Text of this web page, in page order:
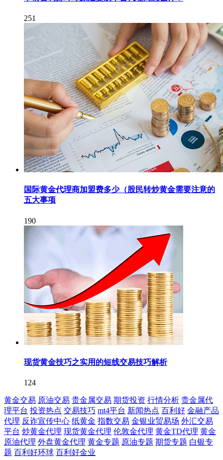
251
国际黄金代理商加盟费多少（股民转炒黄金需要注意的
五大事项
190
现货黄金技巧之实用的短线交易技巧解析
124
黄金交易 原油交易 贵金属交易 期货投资 行情分析 贵金属代
理平台 投资热点 交易技巧 mt4平台 新闻热点 百利好 金融产品
代理 反诈宣传中心 纸黄金 指数交易 金银业贸易场 外汇交易
平台 炒黄金代理 现货黄金代理 伦敦金代理 黄金TD代理 黄金
原油代理 外盘黄金代理 黄金专题 原油专题 期货专题 白银专
题 百利好环球 百利好金业